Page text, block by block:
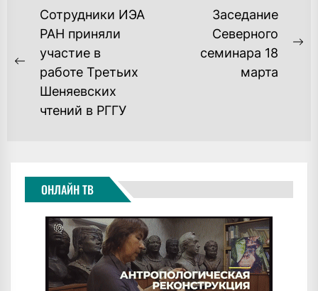
НАВИГАЦИЯ
ЗАПИСЯМ
Previous
post:
Сотрудники ИЭА
РАН приняли
участие в
работе Третьих
Шеняевских
чтений в РГГУ
Заседание
Северного
семинара 18
марта
ОНЛАЙН ТВ